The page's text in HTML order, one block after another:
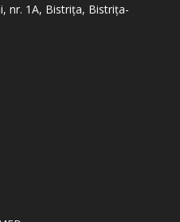
nr. 1A, Bistrița, Bistrița-